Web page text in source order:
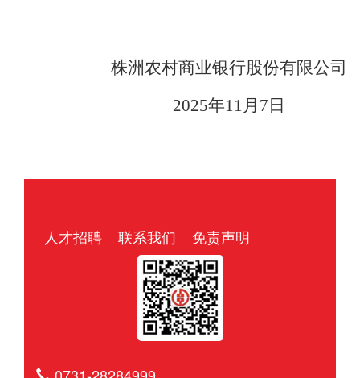
株洲农村商业银行股份有限公司
2025年11月7日
人才招聘 联系我们 免责声明